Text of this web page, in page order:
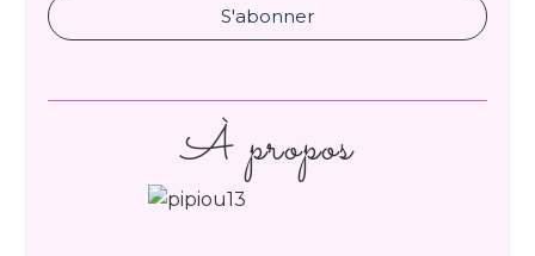
À propos